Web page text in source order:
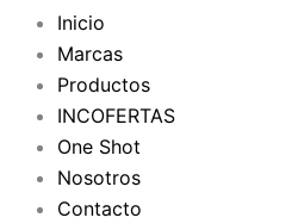
Inicio
Marcas
Productos
INCOFERTAS
One Shot
Nosotros
Contacto